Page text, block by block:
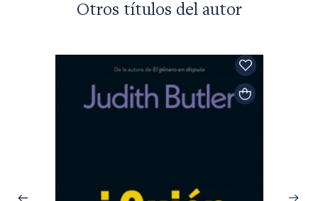
Otros títulos del autor